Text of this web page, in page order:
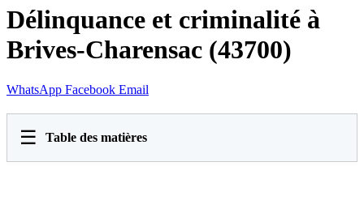
Délinquance et criminalité à
Brives-Charensac (43700)
WhatsApp Facebook Email
☰ Table des matières